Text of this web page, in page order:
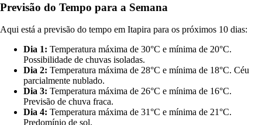
Previsão do Tempo para a Semana
Aqui está a previsão do tempo em Itapira para os próximos 10 dias:
Dia 1: Temperatura máxima de 30°C e mínima de 20°C.
Possibilidade de chuvas isoladas.
Dia 2: Temperatura máxima de 28°C e mínima de 18°C. Céu
parcialmente nublado.
Dia 3: Temperatura máxima de 26°C e mínima de 16°C.
Previsão de chuva fraca.
Dia 4: Temperatura máxima de 31°C e mínima de 21°C.
Predomínio de sol.